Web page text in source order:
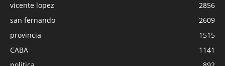
vicente lopez
2856
san fernando
2609
provincia
1515
CABA
1141